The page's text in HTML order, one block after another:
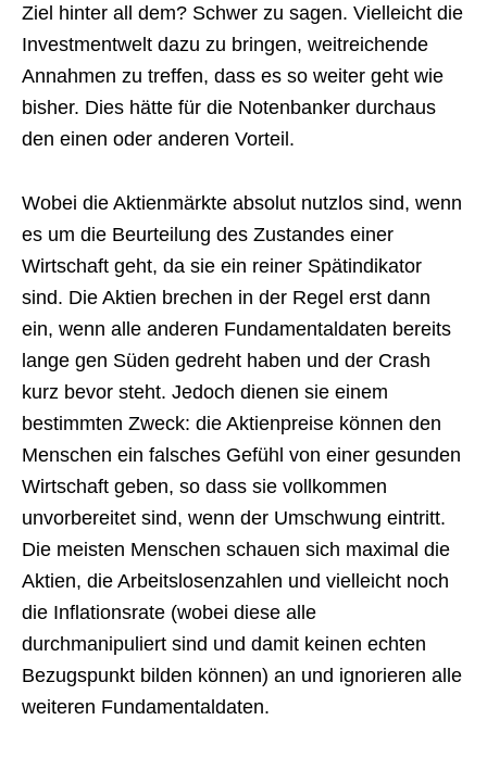
Ziel hinter all dem? Schwer zu sagen. Vielleicht die
Investmentwelt dazu zu bringen, weitreichende
Annahmen zu treffen, dass es so weiter geht wie
bisher. Dies hätte für die Notenbanker durchaus
den einen oder anderen Vorteil.
Wobei die Aktienmärkte absolut nutzlos sind, wenn
es um die Beurteilung des Zustandes einer
Wirtschaft geht, da sie ein reiner Spätindikator
sind. Die Aktien brechen in der Regel erst dann
ein, wenn alle anderen Fundamentaldaten bereits
lange gen Süden gedreht haben und der Crash
kurz bevor steht. Jedoch dienen sie einem
bestimmten Zweck: die Aktienpreise können den
Menschen ein falsches Gefühl von einer gesunden
Wirtschaft geben, so dass sie vollkommen
unvorbereitet sind, wenn der Umschwung eintritt.
Die meisten Menschen schauen sich maximal die
Aktien, die Arbeitslosenzahlen und vielleicht noch
die Inflationsrate (wobei diese alle
durchmanipuliert sind und damit keinen echten
Bezugspunkt bilden können) an und ignorieren alle
weiteren Fundamentaldaten.